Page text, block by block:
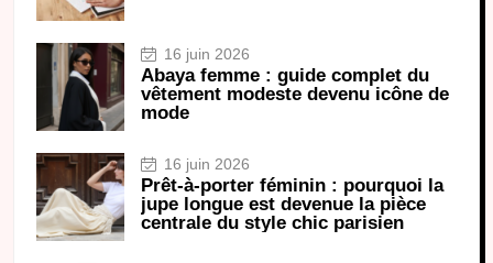
16 juin 2026
Abaya femme : guide complet du
vêtement modeste devenu icône de
mode
16 juin 2026
Prêt-à-porter féminin : pourquoi la
jupe longue est devenue la pièce
centrale du style chic parisien